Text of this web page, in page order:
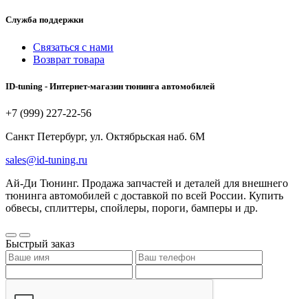
Служба поддержки
Связаться с нами
Возврат товара
ID-tuning - Интернет-магазин тюнинга автомобилей
+7 (999) 227-22-56
Санкт Петербург, ул. Октябрьская наб. 6М
sales@id-tuning.ru
Ай-Ди Тюнинг. Продажа запчастей и деталей для внешнего
тюнинга автомобилей с доставкой по всей России. Купить
обвесы, сплиттеры, спойлеры, пороги, бамперы и др.
Быстрый заказ